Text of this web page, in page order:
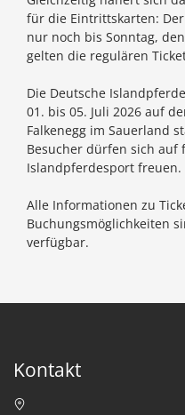
für die Eintrittskarten:
nur noch bis Sonntag,
gelten die regulären
Die Deutsche
01. bis 05. Juli 2026 auf
Falkenegg im Sauerland
Besucher dürfen sich auf
Islandpferdesport freuen.
Alle Informationen zu
Buchungsmöglichkeiten
verfügbar.
Kontakt